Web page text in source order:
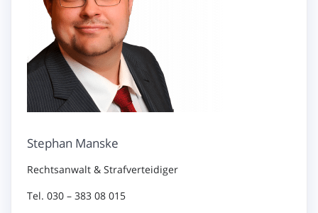
Stephan Manske
Rechtsanwalt & Strafverteidiger
Tel. 030 – 383 08 015